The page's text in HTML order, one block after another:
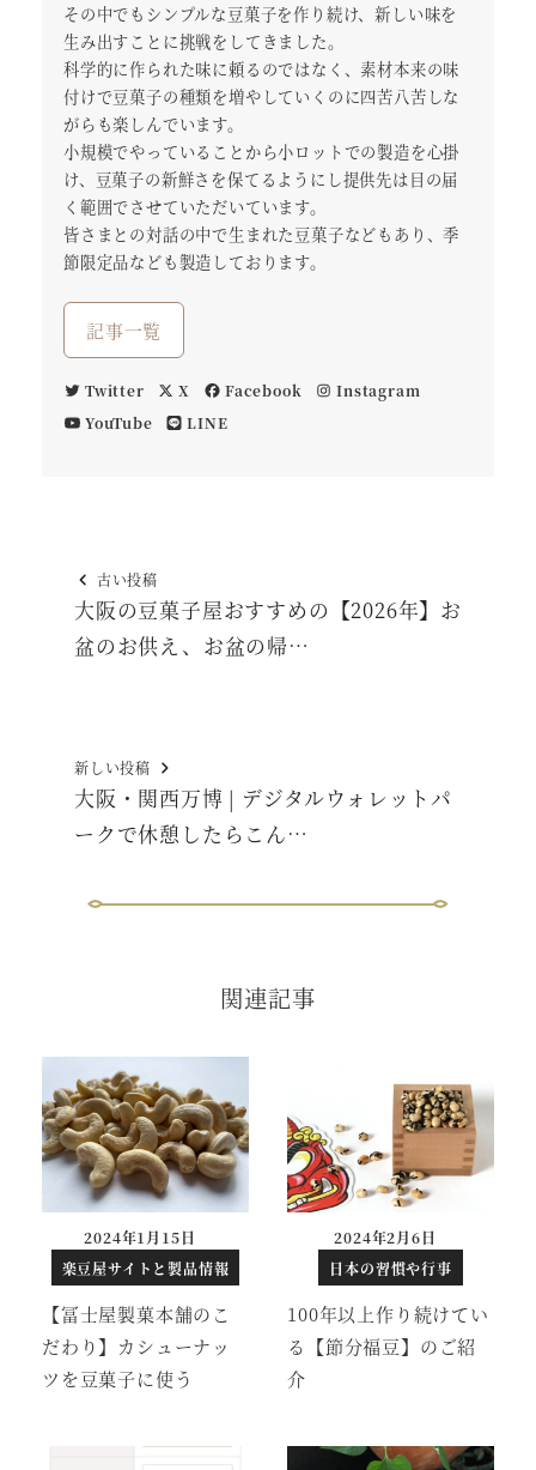
その中でもシンプルな豆菓子を作り続け、新しい味を
生み出すことに挑戦をしてきました。
科学的に作られた味に頼るのではなく、素材本来の味
付けで豆菓子の種類を増やしていくのに四苦八苦しな
がらも楽しんでいます。
小規模でやっていることから小ロットでの製造を心掛
け、豆菓子の新鮮さを保てるようにし提供先は目の届
く範囲でさせていただいています。
皆さまとの対話の中で生まれた豆菓子などもあり、季
節限定品なども製造しております。
記事一覧
Twitter X Facebook
Instagram
YouTube
LINE
古い投稿
大阪の豆菓子屋おすすめの【2026年】お
盆のお供え、お盆の帰…
新しい投稿
大阪・関西万博 | デジタルウォレットパ
ークで休憩したらこん…
関連記事
【冨士屋製菓本舗のこ
だわり】カシューナッ
ツを豆菓子に使う
2024年1月15日
楽豆屋サイトと製品情報
100年以上作り続けてい
る【節分福豆】のご紹
介
2024年2月6日
日本の習慣や行事